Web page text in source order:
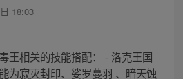
18:03
王相关的技能搭配： - 洛克王国
为寂灭封印、娑罗蔓羽 、暗天蚀